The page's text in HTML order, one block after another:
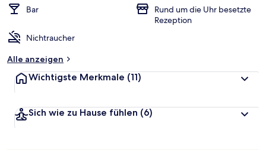
Bar
Rund um die Uhr besetzte
Rezeption
Nichtraucher
Alle anzeigen
Wichtigste Merkmale (11)
Sich wie zu Hause fühlen (6)